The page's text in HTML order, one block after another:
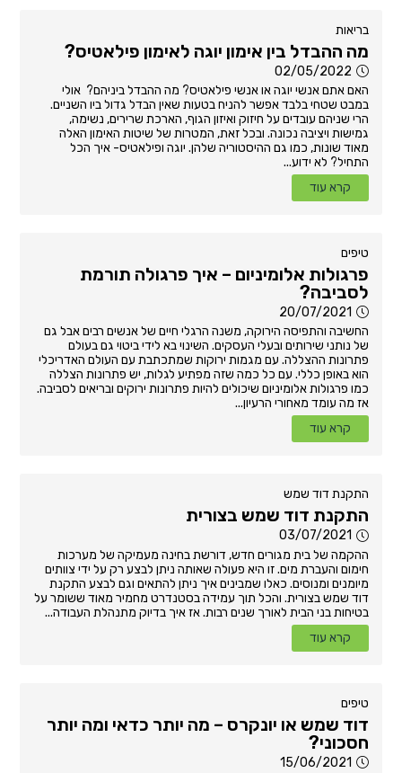
בריאות
מה ההבדל בין אימון יוגה לאימון פילאטיס?
02/05/2022
האם אתם אנשי יוגה או אנשי פילאטיס? מה ההבדל ביניהם? אולי
במבט שטחי בלבד אפשר להניח בטעות שאין הבדל גדול ביו השניים.
הרי שניהם עובדים על חיזוק ואיזון הגוף, הארכת שרירים, נשימה,
גמישות ויציבה נכונה. ובכל זאת, המטרות של שיטות האימון האלה
מאוד שונות, כמו גם ההיסטוריה שלהן. יוגה ופילאטיס- איך הכל
התחיל? לא ידוע...
קרא עוד
טיפים
פרגולות אלומיניום – איך פרגולה תורמת
לסביבה?
20/07/2021
החשיבה והתפיסה הירוקה, משנה הרגלי חיים של אנשים רבים אבל גם
של נותני שירותים ובעלי העסקים. השינוי בא לידי ביטוי גם בעולם
פתרונות ההצללה. עם מגמות ירוקות שמתכתבת עם העולם האדריכלי
הוא באופן כללי. עם כל כמה שזה מפתיע לגלות, יש פתרונות הצללה
כמו פרגולות אלומיניום שיכולים להיות פתרונות ירוקים ובריאים לסביבה.
אז מה עומד מאחורי הרעיון...
קרא עוד
התקנת דוד שמש
התקנת דוד שמש בצורית
03/07/2021
ההקמה של בית מגורים חדש, דורשת בחינה מעמיקה של מערכות
חימום והעברת מים. זו היא פעולה שאותה ניתן לבצע רק על ידי צוותים
מיומנים ומנוסים. כאלו שמבינים איך ניתן להתאים וגם לבצע התקנת
דוד שמש בצורית. והכל תוך עמידה בסטנדרט מחמיר מאוד ששומר על
בטיחות בני הבית לאורך שנים רבות. אז איך בדיוק מתנהלת העבודה...
קרא עוד
טיפים
דוד שמש או יונקרס – מה יותר כדאי ומה יותר
חסכוני?
15/06/2021